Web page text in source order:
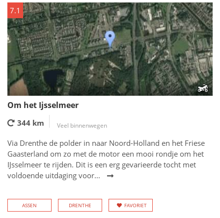
7.1
Om het Ijsselmeer
344 km Veel binnenwegen
Via Drenthe de polder in naar Noord-Holland en het Friese
Gaasterland om zo met de motor een mooi rondje om het
IJsselmeer te rijden. Dit is een erg gevarieerde tocht met
voldoende uitdaging voor...
ASSEN DRENTHE FAVORIET